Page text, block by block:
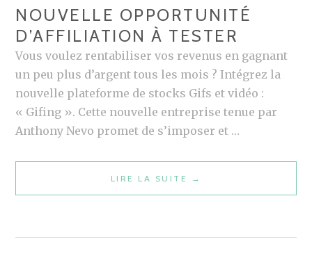
NOUVELLE OPPORTUNITÉ
D’AFFILIATION À TESTER
Vous voulez rentabiliser vos revenus en gagnant
un peu plus d’argent tous les mois ? Intégrez la
nouvelle plateforme de stocks Gifs et vidéo :
« Gifing ». Cette nouvelle entreprise tenue par
Anthony Nevo promet de s’imposer et …
LIRE LA SUITE
AMBASSADEUR
GIFING
→